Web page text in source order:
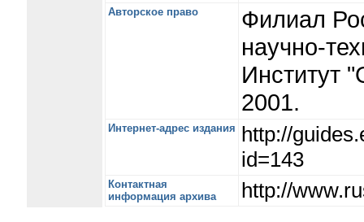
Авторское право
Филиал
научно-
Институт
2001.
Интернет-адрес издания http://
id=143
Контактная
информация архива
http://